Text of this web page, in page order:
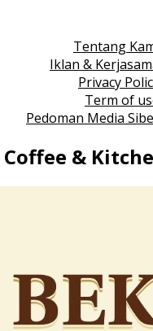
Tentang
Iklan &
Privacy
Term of
Pedoman Media
Coffee & Kitche